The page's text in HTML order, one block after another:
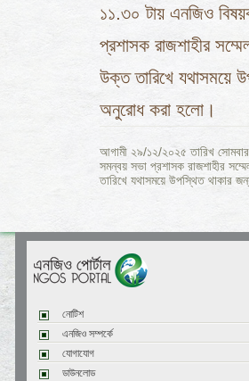
১১.৩০ টায় এনজিও
প্রশাসক রাজশাহীর
উক্ত তারিখে যথাসময়ে
অনুরোধ করা হলো।
আগামী ২৯/১২/২০২৫ তারিখ
সমন্বয় সভা প্রশাসক রাজশাহীর
তারিখে যথাসময়ে উপস্থিত থাকার
নোটিশ
এনজিও সম্পর্কে
যোগাযোগ
ডাউনলোড